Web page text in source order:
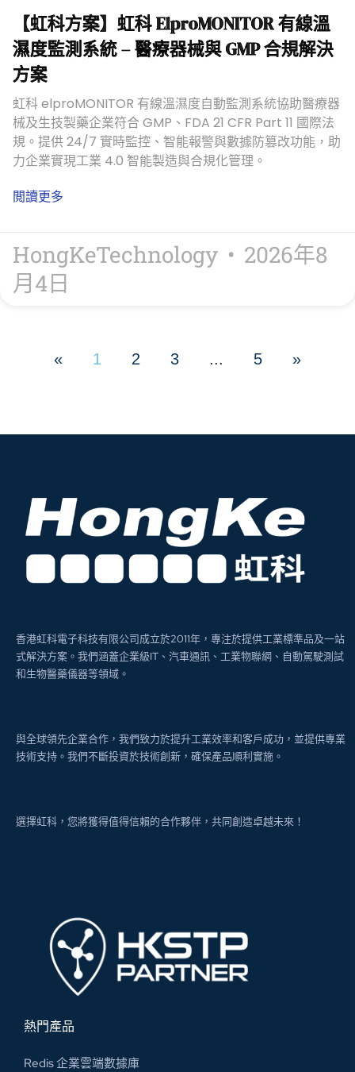
【虹科方案】虹科 ElproMONITOR 有線溫
濕度監測系統 – 醫療器械與 GMP 合規解決
方案
虹科 elproMONITOR 有線溫濕度自動監測系統協助醫療器
械及生技製藥企業符合 GMP、FDA 21 CFR Part 11 國際法
規。提供 24/7 實時監控、智能報警與數據防篡改功能，助
力企業實現工業 4.0 智能製造與合規化管理。
閲讀更多
HongKeTechnology
2026年8
月4日
« 1 2 3 ... 5 »
香港虹科電子科技有限公司成立於2011年，專注於提供工業標準品及一站
式解決方案。我們涵蓋企業級IT、汽車通訊、工業物聯網、自動駕駛測試
和生物醫藥儀器等領域。
與全球領先企業合作，我們致力於提升工業效率和客戶成功，並提供專業
技術支持。我們不斷投資於技術創新，確保產品順利實施。
選擇虹科，您將獲得值得信賴的合作夥伴，共同創造卓越未來！
熱門產品
Redis 企業雲端數據庫